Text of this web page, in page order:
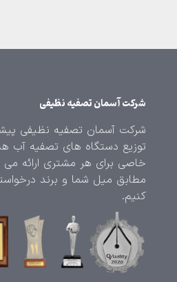
شرکت آسمان تصفیه نظیفی
شرکت آسمان تصفیه نظیفی
توزیع دستگاه های تصفیه آب
خاصی برای هر مشتری ارائه
مطابق میل شما و برند
کنیم.